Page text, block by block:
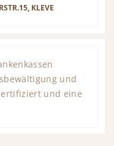
KLEVE
und
und eine